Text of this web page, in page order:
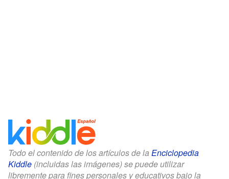
Todo el contenido de los artículos de la Enciclopedia
Kiddle (incluidas las imágenes) se puede utilizar
libremente para fines personales y educativos bajo la